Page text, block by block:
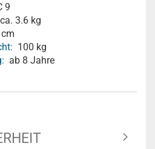
9
ca. 3.6 kg
100 kg
ab 8 Jahre